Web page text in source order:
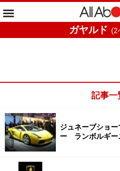
ガヤルド (2
記事一
ジュネーブショ
ー ランボルギー